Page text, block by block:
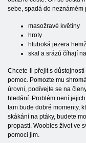
sebe, spadá do neznámém
masožravé květiny
hroty
hluboká jezera
skal a srázů číhají
Chcete-li přejít s
pomoc. Pomozte mu
úrovni, podívejte se na
hledání. Problém není
tam bude dobré momenty,
skákání na ptáky, budete
propasti. Woobies život ve
pomoci jim.